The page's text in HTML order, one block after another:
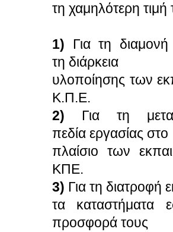
τη χαμηλότερη τιμή
1) Για τη
τη διάρκεια
υλοποίησης των
Κ.Π.Ε.
2) Για τη
πεδία εργασίας στο
πλαίσιο των
ΚΠΕ.
3) Για τη διατροφή
τα καταστήματα
προσφορά τους